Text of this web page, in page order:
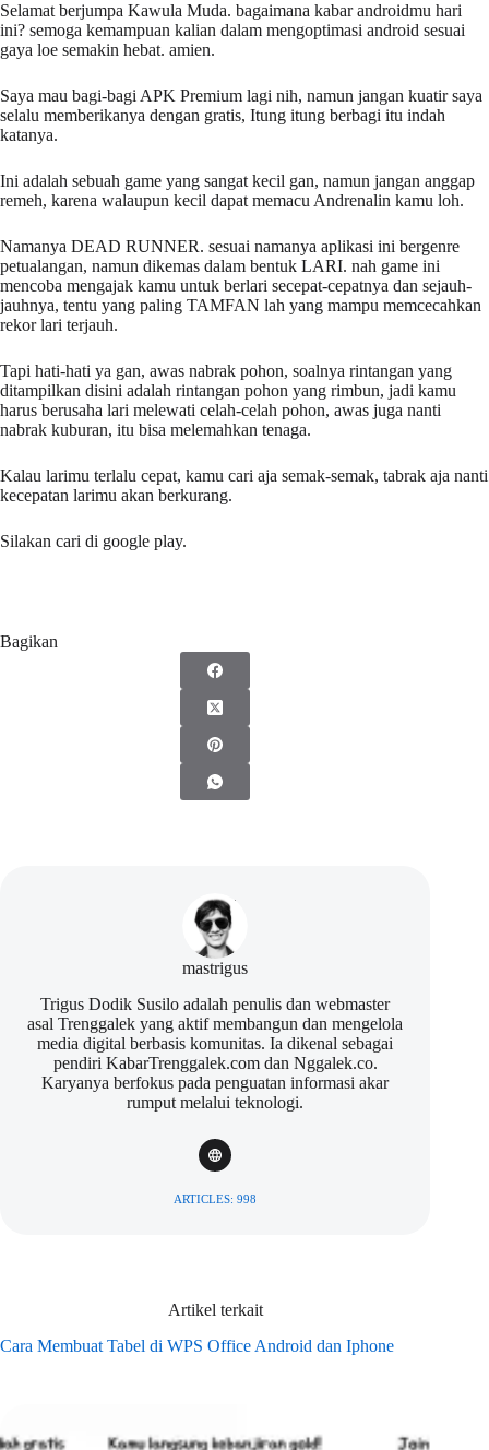
Selamat berjumpa Kawula Muda. bagaimana kabar androidmu hari
ini? semoga kemampuan kalian dalam mengoptimasi android sesuai
gaya loe semakin hebat. amien.
Saya mau bagi-bagi APK Premium lagi nih, namun jangan kuatir saya
selalu memberikanya dengan gratis, Itung itung berbagi itu indah
katanya.
Ini adalah sebuah game yang sangat kecil gan, namun jangan anggap
remeh, karena walaupun kecil dapat memacu Andrenalin kamu loh.
Namanya DEAD RUNNER. sesuai namanya aplikasi ini bergenre
petualangan, namun dikemas dalam bentuk LARI. nah game ini
mencoba mengajak kamu untuk berlari secepat-cepatnya dan sejauh-
jauhnya, tentu yang paling TAMFAN lah yang mampu memcecahkan
rekor lari terjauh.
Tapi hati-hati ya gan, awas nabrak pohon, soalnya rintangan yang
ditampilkan disini adalah rintangan pohon yang rimbun, jadi kamu
harus berusaha lari melewati celah-celah pohon, awas juga nanti
nabrak kuburan, itu bisa melemahkan tenaga.
Kalau larimu terlalu cepat, kamu cari aja semak-semak, tabrak aja nanti
kecepatan larimu akan berkurang.
Silakan cari di google play.
Bagikan
mastrigus
Trigus Dodik Susilo adalah penulis dan webmaster
asal Trenggalek yang aktif membangun dan mengelola
media digital berbasis komunitas. Ia dikenal sebagai
pendiri KabarTrenggalek.com dan Nggalek.co.
Karyanya berfokus pada penguatan informasi akar
rumput melalui teknologi.
ARTICLES: 998
Artikel terkait
Cara Membuat Tabel di WPS Office Android dan Iphone